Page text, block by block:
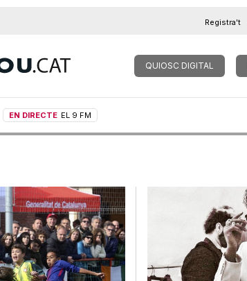
Registra't
QUIOSC DIGITAL
EN DIRECTE EL 9 FM